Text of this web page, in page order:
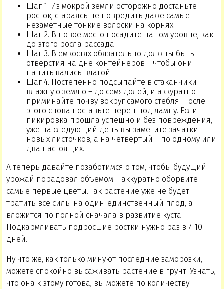
Шаг 1. Из мокрой земли осторожно достаньте
росток, стараясь не повредить даже самые
незаметные тонкие волоски на корнях.
Шаг 2. В новое место посадите на том уровне, как
до этого росла рассада.
Шаг 3. В емкостях обязательно должны быть
отверстия на дне контейнеров – чтобы они
напитывались влагой.
Шаг 4. Постепенно подсыпайте в стаканчики
влажную землю – до семядолей, и аккуратно
приминайте почву вокруг самого стебля. После
этого снова поставьте перец под лампу. Если
пикировка прошла успешно и без повреждения,
уже на следующий день вы заметите зачатки
новых листочков, а на четвертый – по одному или
два настоящих.
А теперь давайте позаботимся о том, чтобы будущий
урожай порадовал объемом – аккуратно оборвите
самые первые цветы. Так растение уже не будет
тратить все силы на один-единственный плод, а
вложится по полной сначала в развитие куста.
Подкармливать подросшие ростки нужно раз в 7-10
дней.
Ну что же, как только минуют последние заморозки,
можете спокойно высаживать растение в грунт. Узнать,
что она к этому готова, вы можете по количеству